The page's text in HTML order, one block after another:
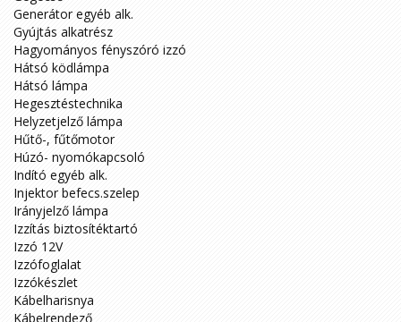
Generátor egyéb alk.
Gyújtás alkatrész
Hagyományos fényszóró izzó
Hátsó ködlámpa
Hátsó lámpa
Hegesztéstechnika
Helyzetjelző lámpa
Hűtő-, fűtőmotor
Húzó- nyomókapcsoló
Indító egyéb alk.
Injektor befecs.szelep
Irányjelző lámpa
Izzítás biztosítéktartó
Izzó 12V
Izzófoglalat
Izzókészlet
Kábelharisnya
Kábelrendező